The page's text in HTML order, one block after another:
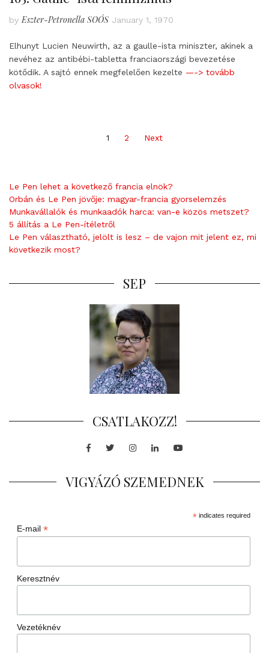
by Eszter-Petronella SOÓS January 1, 1970
Elhunyt Lucien Neuwirth, az a gaulle-ista miniszter, akinek a
nevéhez az antibébi-tabletta franciaországi bevezetése
kötődik. A sajtó ennek megfelelően kezelte —-> tovább
olvasok!
1 2 Next
Le Pen lehet a következő francia elnök?
Orbán és Le Pen jövője: magyar-francia gyorselemzés
Munkavállalók és munkaadók harca: van-e közös metszet?
5 állítás a Le Pen-ítéletről
Le Pen választható, jelölt is lesz – de vajon mit jelent ez, mi
következik most?
SEP
CSATLAKOZZ!
Facebook
TwitterInstagram
LinkedInYoutube
VIGYÁZÓ SZEMEDNEK
*indicates required
E-mail *
Keresztnév
Vezetéknév